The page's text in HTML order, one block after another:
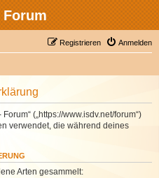
Forum
Anmelden
Registrieren
(„https://www.isdv.net/forum“)
verwendet, die während deines
Arten gesammelt: